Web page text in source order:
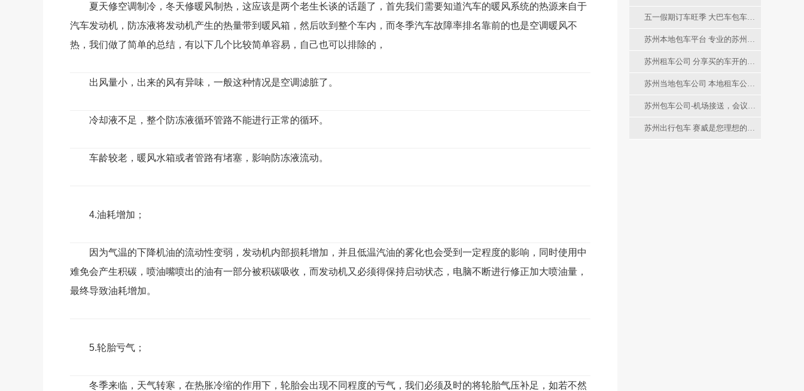
夏天修空调制冷，冬天修暖风制热，这应该是两个老生长谈的话题了，首先我们需要知道汽车的暖风系统的热源来自于
汽车发动机，防冻液将发动机产生的热量带到暖风箱，然后吹到整个车内，而冬季汽车故障率排名靠前的也是空调暖风不
热，我们做了简单的总结，有以下几个比较简单容易，自己也可以排除的，
出风量小，出来的风有异味，一般这种情况是空调滤脏了。
冷却液不足，整个防冻液循环管路不能进行正常的循环。
车龄较老，暖风水箱或者管路有堵塞，影响防冻液流动。
4.油耗增加；
因为气温的下降机油的流动性变弱，发动机内部损耗增加，并且低温汽油的雾化也会受到一定程度的影响，同时使用中
难免会产生积碳，喷油嘴喷出的油有一部分被积碳吸收，而发动机又必须得保持启动状态，电脑不断进行修正加大喷油量，
最终导致油耗增加。
5.轮胎亏气；
冬季来临，天气转寒，在热胀冷缩的作用下，轮胎会出现不同程度的亏气，我们必须及时的将轮胎气压补足，如若不然
五一假期订车旺季 大巴车包车、大客车租车公司电话是多少
苏州本地包车平台 专业的苏州租车平台 无中间商的本地包车公司才是您的选择
苏州租车公司 分享买的车开的少该如何保养
苏州当地包车公司 本地租车公司 平台专业可靠十多年的服务经验
苏州包车公司-机场接送，会议，旅游 ，团建，考察用车选择
苏州出行包车 赛威是您理想的选择